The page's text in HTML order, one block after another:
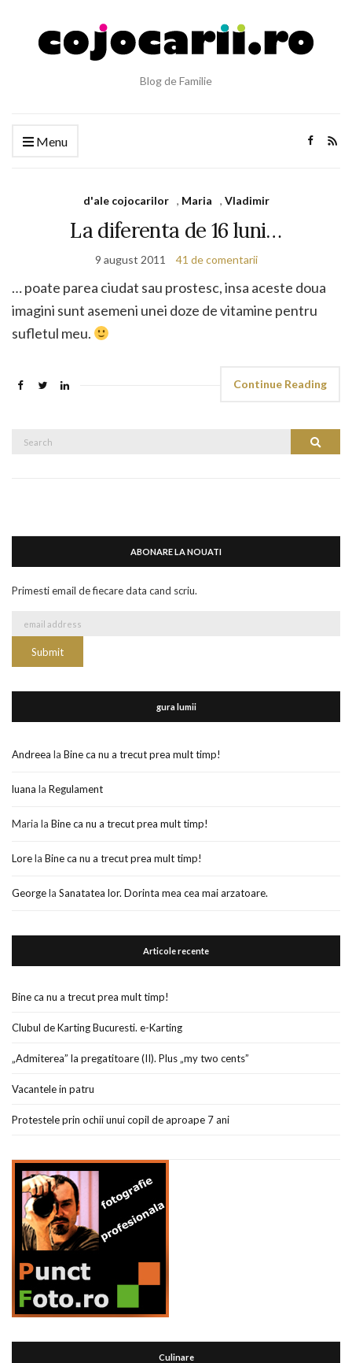
Blog de Familie
Menu
d'ale cojocarilor , Maria , Vladimir
La diferenta de 16 luni…
9 august 2011 41 de comentarii
… poate parea ciudat sau prostesc, insa aceste doua
imagini sunt asemeni unei doze de vitamine pentru
sufletul meu.
Continue Reading
Search
ABONARE LA NOUATI
Primesti email de fiecare data cand scriu.
gura lumii
Andreea la Bine ca nu a trecut prea mult timp!
luana la Regulament
Maria la Bine ca nu a trecut prea mult timp!
Lorela Bine ca nu a trecut prea mult timp!
Georgela Sanatatea lor. Dorinta mea cea mai arzatoare.
Articole recente
Bine ca nu a trecut prea mult timp!
Clubul de Karting Bucuresti. e-Karting
„Admiterea” la pregatitoare (II). Plus „my two cents”
Vacantele in patru
Protestele prin ochii unui copil de aproape 7 ani
Culinare